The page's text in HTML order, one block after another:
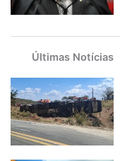
Últimas Notícias